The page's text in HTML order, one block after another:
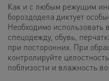
Как и с любым режущим
бороздодела диктует
Необходимо использовать
спецодежду, обувь,
при посторонних. При
контролируйте
поблизости и влажность